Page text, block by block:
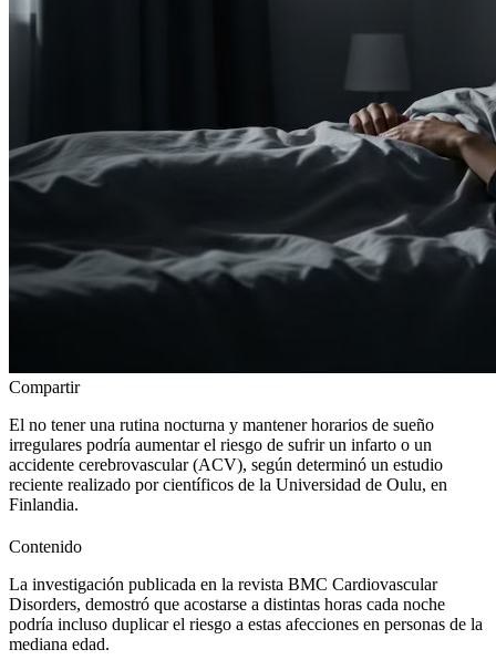
Compartir
El no tener una rutina nocturna y mantener horarios de sueño
irregulares podría aumentar el riesgo de sufrir un infarto o un
accidente cerebrovascular (ACV), según determinó un estudio
reciente realizado por científicos de la Universidad de Oulu, en
Finlandia.
Contenido
La investigación publicada en la revista BMC Cardiovascular
Disorders, demostró que acostarse a distintas horas cada noche
podría incluso duplicar el riesgo a estas afecciones en personas de la
mediana edad.